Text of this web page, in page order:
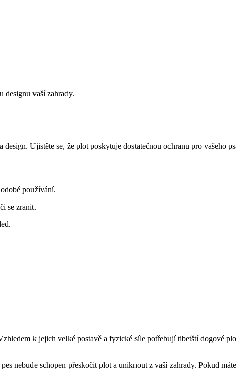
designu vaší zahrady.
Ujistěte se, že plot poskytuje dostatečnou ochranu pro vašeho
používání.
se zranit.
k jejich velké postavě a fyzické síle potřebují tibetští dogové
nebude schopen přeskočit plot a uniknout z vaší zahrady. Pokud